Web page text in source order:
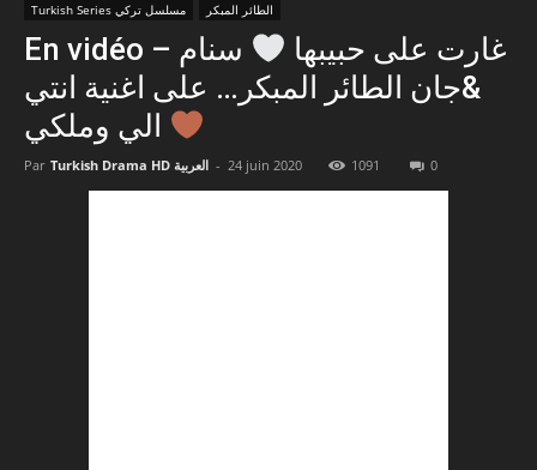
Turkish Series مسلسل تركي الطائر المبكر
En vidéo – غارت على حبيبها
سنام
&جان الطائر المبكر… على اغنية انتي
Par Turkish Drama HD العربية - 24 juin 2020 1091 0